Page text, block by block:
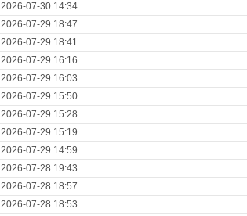
2026-07-30 14:34
2026-07-29 18:47
2026-07-29 18:41
2026-07-29 16:16
2026-07-29 16:03
2026-07-29 15:50
2026-07-29 15:28
2026-07-29 15:19
2026-07-29 14:59
2026-07-28 19:43
2026-07-28 18:57
2026-07-28 18:53